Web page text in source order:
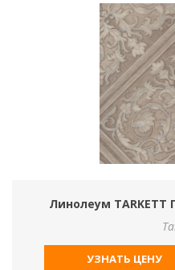
Линолеум TARKETT
УЗНАТЬ ЦЕНУ